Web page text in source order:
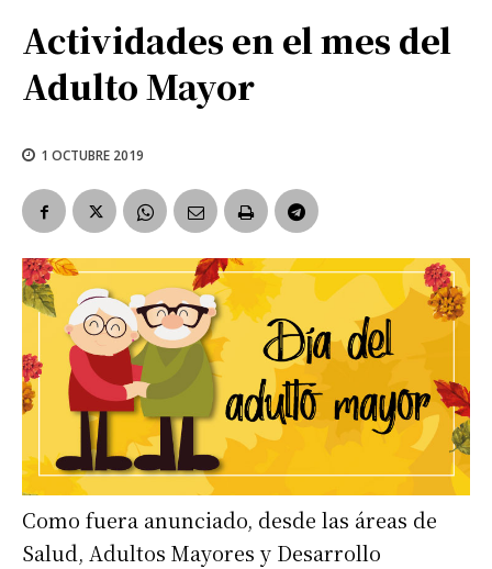
Actividades en el mes del
Adulto Mayor
1 OCTUBRE 2019
Como fuera anunciado, desde las áreas de
Salud, Adultos Mayores y Desarrollo